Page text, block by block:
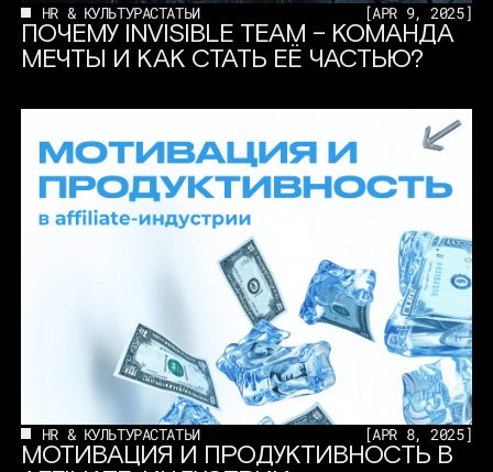
HR & КУЛЬТУРАСТАТЬИ [APR 9, 2025]
ПОЧЕМУ INVISIBLE TEAM – КОМАНДА
МЕЧТЫ И КАК СТАТЬ ЕЁ ЧАСТЬЮ?
HR & КУЛЬТУРАСТАТЬИ [APR 8, 2025]
МОТИВАЦИЯ И ПРОДУКТИВНОСТЬ В